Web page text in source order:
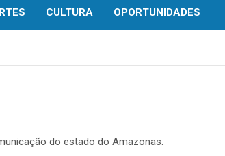
CULTURA OPORTUNIDADES
do estado do Amazonas.